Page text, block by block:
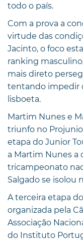
todo o país.
Com a prova a
virtude das
Jacinto, o foco
ranking
mais direto
tentando impedir
lisboeta.
Martim Nunes e
triunfo no
etapa do Junior
a Martim Nunes a
tricampeonato
Salgado se isolou
A terceira etapa
organizada pela
Associação
do Instituto